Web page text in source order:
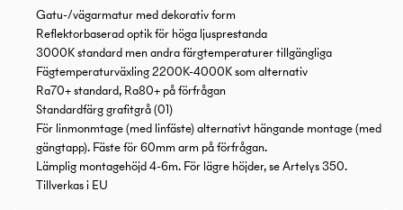
Gatu-/vägarmatur med dekorativ form
Reflektorbaserad optik för höga ljusprestanda
3000K standard men andra färgtemperaturer tillgängliga
Fägtemperaturväxling 2200K-4000K som alternativ
Ra70+ standard, Ra80+ på förfrågan
Standardfärg grafitgrå (01)
För linmonmtage (med linfäste) alternativt hängande montage (med
gängtapp). Fäste för 60mm arm på förfrågan.
Lämplig montagehöjd 4-6m. För lägre höjder, se Artelys 350.
Tillverkas i EU